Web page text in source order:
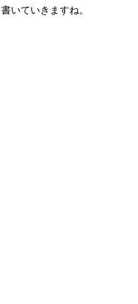
いていきますね。